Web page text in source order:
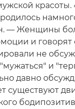
— Женщины
и говорят
не
и
давно
существуют